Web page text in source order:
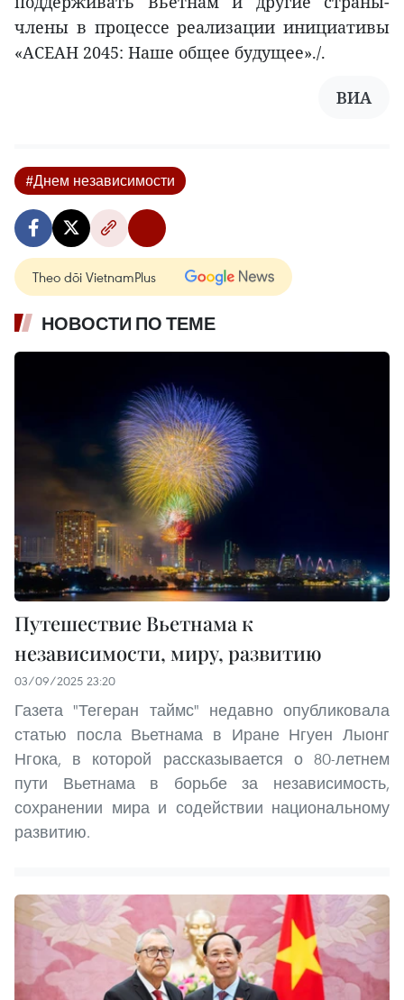
члены в процессе реализации инициативы
«АСЕАН 2045: Наше общее будущее»./.
ВИА
#Днем независимости
Theo dõi VietnamPlus
НОВОСТИ ПО ТЕМЕ
Путешествие Вьетнама к
независимости, миру, развитию
03/09/2025 23:20
Газета "Тегеран таймс" недавно опубликовала
статью посла Вьетнама в Иране Нгуен Лыонг
Нгока, в которой рассказывается о 80-летнем
пути Вьетнама в борьбе за независимость,
сохранении мира и содействии национальному
развитию.